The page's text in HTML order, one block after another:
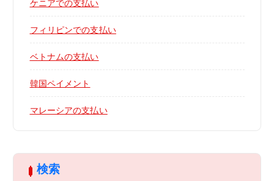
ケニアでの支払い
フィリピンでの支払い
ベトナムの支払い
韓国ペイメント
マレーシアの支払い
検索